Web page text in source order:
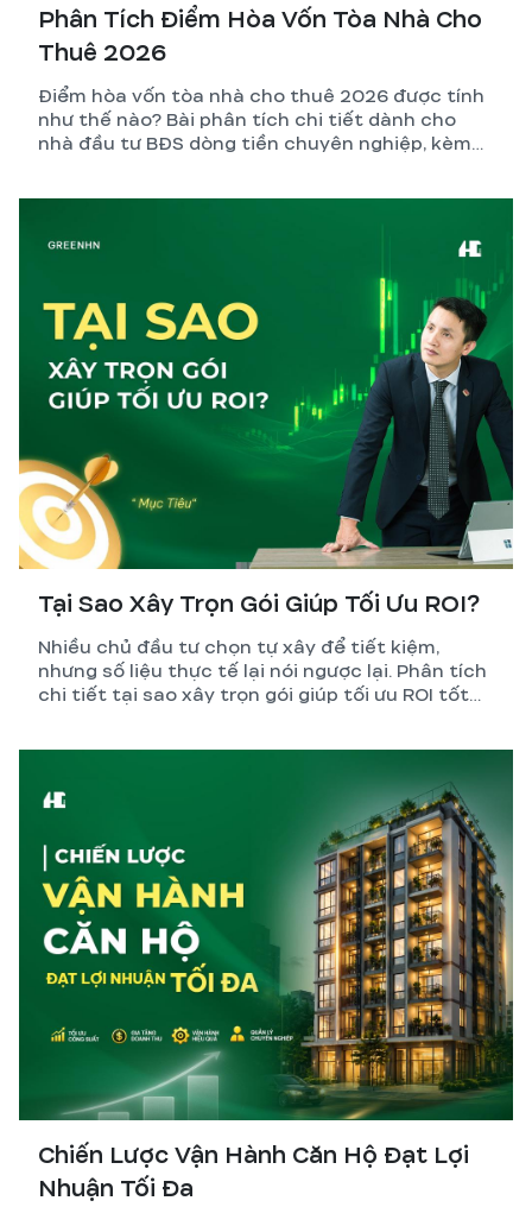
Phân Tích Điểm Hòa Vốn Tòa Nhà Cho
Thuê 2026
Điểm hòa vốn tòa nhà cho thuê 2026 được tính
như thế nào? Bài phân tích chi tiết dành cho
nhà đầu tư BĐS dòng tiền chuyên nghiệp, kèm
Tại Sao Xây Trọn Gói Giúp Tối Ưu ROI?
Nhiều chủ đầu tư chọn tự xây để tiết kiệm,
nhưng số liệu thực tế lại nói ngược lại. Phân tích
chi tiết tại sao xây trọn gói giúp tối ưu ROI tốt
Chiến Lược Vận Hành Căn Hộ Đạt Lợi
Nhuận Tối Đa